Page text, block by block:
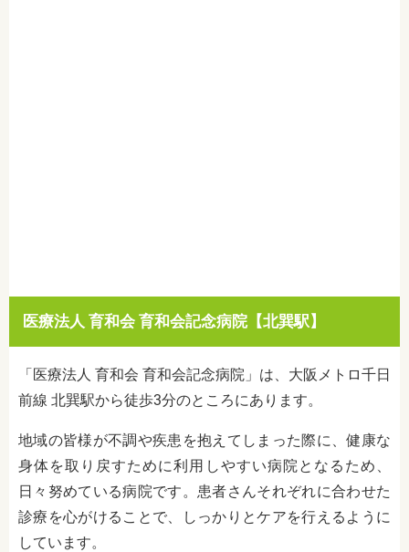
医療法人 育和会 育和会記念病院【北巽駅】
「医療法人 育和会 育和会記念病院」は、大阪メトロ千日
前線 北巽駅から徒歩3分のところにあります。
地域の皆様が不調や疾患を抱えてしまった際に、健康な
身体を取り戻すために利用しやすい病院となるため、
日々努めている病院です。患者さんそれぞれに合わせた
診療を心がけることで、しっかりとケアを行えるように
しています。